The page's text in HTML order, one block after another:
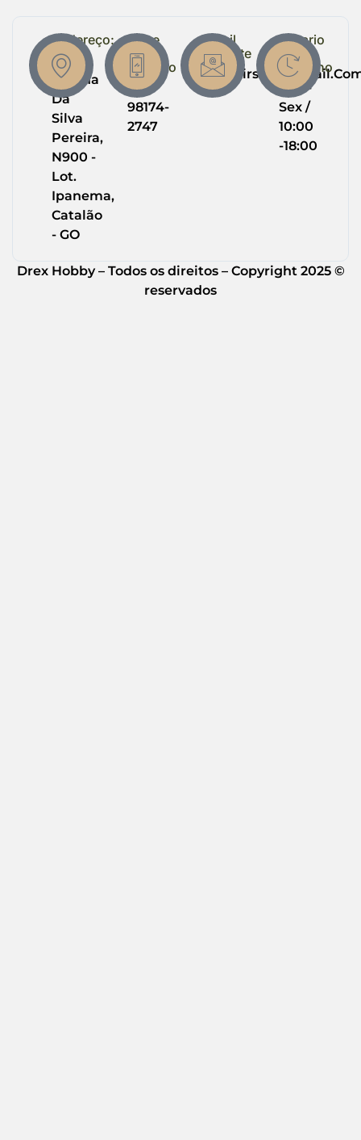
Endereço:
R.
Helena
Da
Silva
Pereira,
N900 -
Lot.
Ipanema,
Catalão
- GO
Entre
em
Contato
(64)
98174-
2747
Email
Suporte
Horario
de
Trabalho
Seg -
Sex /
10:00
-18:00
Drex Hobby – Todos os direitos – Copyright 2025 ©
reservados